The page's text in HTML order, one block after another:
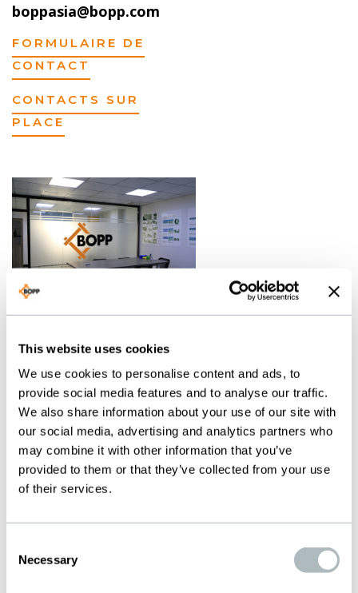
This website uses cookies
We use cookies to personalise content and ads, to
provide social media features and to analyse our traffic.
We also share information about your use of our site with
our social media, advertising and analytics partners who
may combine it with other information that you’ve
provided to them or that they’ve collected from your use
of their services.
Selection
Necessary
boppasia@bopp.com
FORMULAIRE DE
CONTACT
CONTACTS SUR
PLACE
SAMWOO
ENTERPRISE
(G. BOPP
ASIA)
Room 705, YLT
Building
110-8 Donghuan 1 RD
Longhua District
Guangdong, China